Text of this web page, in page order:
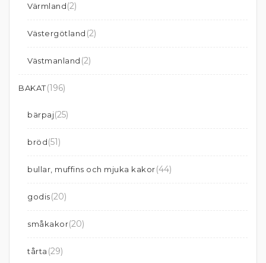
Värmland(2)
Västergötland (2)
Västmanland (2)
BAKAT(196)
bärpaj(25)
bröd(51)
bullar, muffins och mjuka kakor(44)
godis(20)
småkakor(20)
tårta (29)